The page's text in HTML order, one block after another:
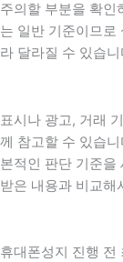
주의할 부분을 확인
는 일반 기준이므로
라 달라질 수 있습니
표시나 광고, 거래
께 참고할 수 있습
본적인 판단 기준을
받은 내용과 비교해
휴대폰성지 진행 전